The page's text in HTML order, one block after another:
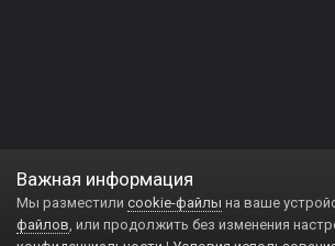
Важная информация
Мы разместили cookie-файлы на ваше
файлов, или продолжить без изменения